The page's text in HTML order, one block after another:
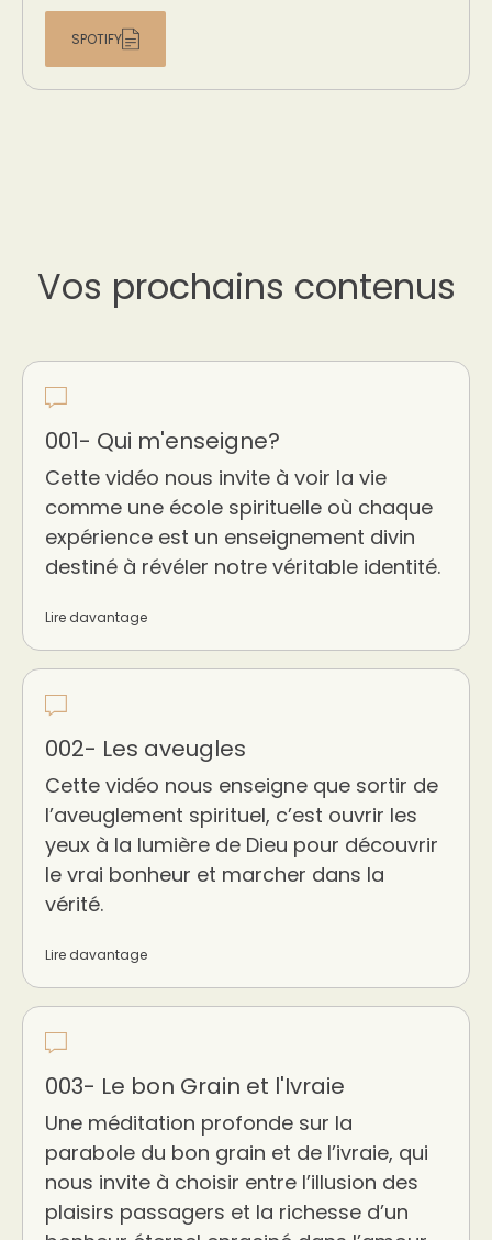
SPOTIFY
Vos prochains contenus
001- Qui m'enseigne?
Cette vidéo nous invite à voir la vie
comme une école spirituelle où chaque
expérience est un enseignement divin
destiné à révéler notre véritable identité.
Lire davantage
002- Les aveugles
Cette vidéo nous enseigne que sortir de
l’aveuglement spirituel, c’est ouvrir les
yeux à la lumière de Dieu pour découvrir
le vrai bonheur et marcher dans la
vérité.
Lire davantage
003- Le bon Grain et l'Ivraie
Une méditation profonde sur la
parabole du bon grain et de l’ivraie, qui
nous invite à choisir entre l’illusion des
plaisirs passagers et la richesse d’un